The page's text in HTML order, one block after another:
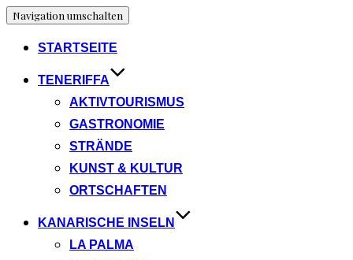
Navigation umschalten
STARTSEITE
TENERIFFA
AKTIVTOURISMUS
GASTRONOMIE
STRÄNDE
KUNST & KULTUR
ORTSCHAFTEN
KANARISCHE INSELN
LA PALMA